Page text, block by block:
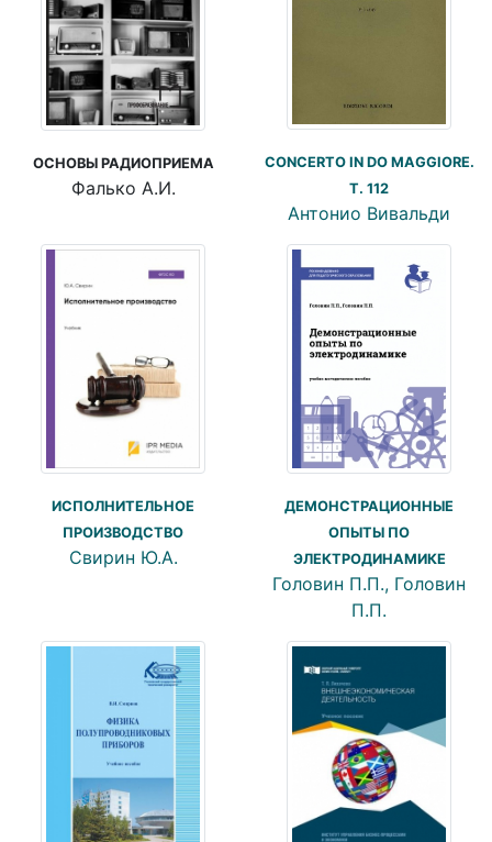
ОСНОВЫ РАДИОПРИЕМА
Фалько А.И.
CONCERTO IN DO MAGGIORE.
T. 112
Антонио Вивальди
ИСПОЛНИТЕЛЬНОЕ
ПРОИЗВОДСТВО
Свирин Ю.А.
ДЕМОНСТРАЦИОННЫЕ
ОПЫТЫ ПО
ЭЛЕКТРОДИНАМИКЕ
Головин П.П., Головин
П.П.